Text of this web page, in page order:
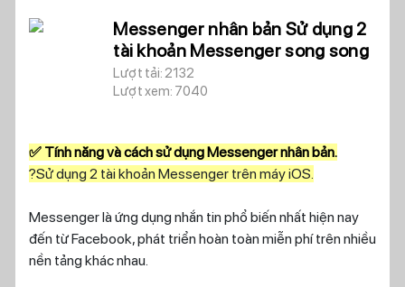
Messenger nhân bản Sử dụng 2
tài khoản Messenger song song
Lượt tải: 2132
Lượt xem: 7040
✅ Tính năng và cách sử dụng Messenger nhân bản.
?Sử dụng 2 tài khoản Messenger trên máy iOS.
Messenger là ứng dụng nhắn tin phổ biến nhất hiện nay
đến từ Facebook, phát triển hoàn toàn miễn phí trên nhiều
nền tảng khác nhau.